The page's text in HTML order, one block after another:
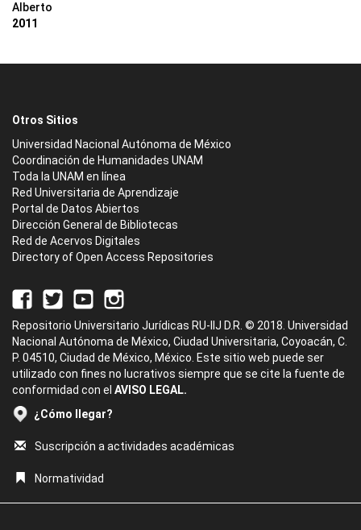
Alberto
2011
Otros Sitios
Universidad Nacional Autónoma de México
Coordinación de Humanidades UNAM
Toda la UNAM en línea
Red Universitaria de Aprendizaje
Portal de Datos Abiertos
Dirección General de Bibliotecas
Red de Acervos Digitales
Directory of Open Access Repositories
Repositorio Universitario Jurídicas RU-IIJ D.R. © 2018. Universidad
Nacional Autónoma de México, Ciudad Universitaria, Coyoacán, C.
P. 04510, Ciudad de México, México. Este sitio web puede ser
utilizado con fines no lucrativos siempre que se cite la fuente de
conformidad con el AVISO LEGAL.
¿Cómo llegar?
Suscripción a actividades académicas
Normatividad